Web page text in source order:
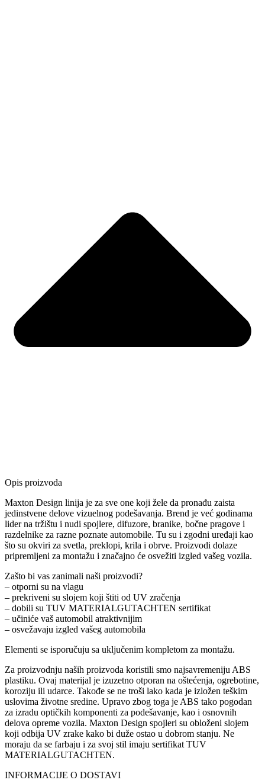
Opis proizvoda
Maxton Design linija je za sve one koji žele da pronađu zaista
jedinstvene delove vizuelnog podešavanja. Brend je već godinama
lider na tržištu i nudi spojlere, difuzore, branike, bočne pragove i
razdelnike za razne poznate automobile. Tu su i zgodni uređaji kao
što su okviri za svetla, preklopi, krila i obrve. Proizvodi dolaze
pripremljeni za montažu i značajno će osvežiti izgled vašeg vozila.
Zašto bi vas zanimali naši proizvodi?
– otporni su na vlagu
– prekriveni su slojem koji štiti od UV zračenja
– dobili su TUV MATERIALGUTACHTEN sertifikat
– učiniće vaš automobil atraktivnijim
– osvežavaju izgled vašeg automobila
Elementi se isporučuju sa uključenim kompletom za montažu.
Za proizvodnju naših proizvoda koristili smo najsavremeniju ABS
plastiku. Ovaj materijal je izuzetno otporan na oštećenja, ogrebotine,
koroziju ili udarce. Takođe se ne troši lako kada je izložen teškim
uslovima životne sredine. Upravo zbog toga je ABS tako pogodan
za izradu optičkih komponenti za podešavanje, kao i osnovnih
delova opreme vozila. Maxton Design spojleri su obloženi slojem
koji odbija UV zrake kako bi duže ostao u dobrom stanju. Ne
moraju da se farbaju i za svoj stil imaju sertifikat TUV
MATERIALGUTACHTEN.
INFORMACIJE O DOSTAVI